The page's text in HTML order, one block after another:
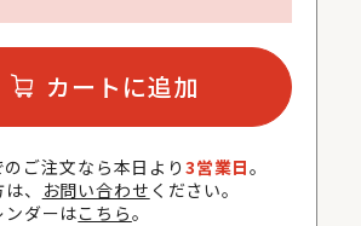
カートに追加
のご注文なら本日より 3営業日。
、
お問い合わせ ください。
ンダーはこちら。